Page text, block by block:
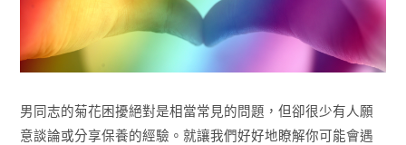
男同志的菊花困擾絕對是相當常見的問題，但卻很少有人願
意談論或分享保養的經驗。就讓我們好好地瞭解你可能會遇